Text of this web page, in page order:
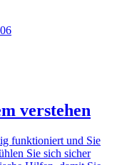
verstehen
funktioniert und Sie
Sie sich sicher